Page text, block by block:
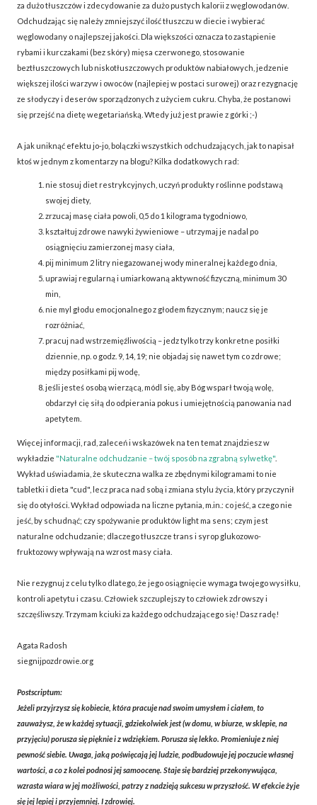
za dużo tłuszczów i zdecydowanie za dużo pustych kalorii z węglowodanów.
Odchudzając się należy zmniejszyć ilość tłuszczu w diecie i wybierać
węglowodany o najlepszej jakości. Dla większości oznacza to zastąpienie
rybami i kurczakami (bez skóry) mięsa czerwonego, stosowanie
beztłuszczowych lub niskotłuszczowych produktów nabiałowych, jedzenie
większej ilości warzyw i owoców (najlepiej w postaci surowej) oraz rezygnację
ze słodyczy i deserów sporządzonych z użyciem cukru. Chyba, że postanowi
się przejść na dietę wegetariańską. Wtedy już jest prawie z górki ;-)
A jak uniknąć efektu jo-jo, bolączki wszystkich odchudzających, jak to napisał
ktoś w jednym z komentarzy na blogu? Kilka dodatkowych rad:
nie stosuj diet restrykcyjnych, uczyń produkty roślinne podstawą
swojej diety,
zrzucaj masę ciała powoli, 0,5 do 1 kilograma tygodniowo,
kształtuj zdrowe nawyki żywieniowe – utrzymaj je nadal po
osiągnięciu zamierzonej masy ciała,
pij minimum 2 litry niegazowanej wody mineralnej każdego dnia,
uprawiaj regularną i umiarkowaną aktywność fizyczną, minimum 30
min,
nie myl głodu emocjonalnego z głodem fizycznym; naucz się je
rozróżniać,
pracuj nad wstrzemięźliwością – jedz tylko trzy konkretne posiłki
dziennie, np. o godz. 9, 14, 19; nie objadaj się nawet tym co zdrowe;
między posiłkami pij wodę,
jeśli jesteś osobą wierzącą, módl się, aby Bóg wsparł twoją wolę,
obdarzył cię siłą do odpierania pokus i umiejętnością panowania nad
apetytem.
Więcej informacji, rad, zaleceń i wskazówek na ten temat znajdziesz w
wykładzie "Naturalne odchudzanie – twój sposób na zgrabną sylwetkę"
Wykład uświadamia, że skuteczna walka ze zbędnymi kilogramami to nie
tabletki i dieta "cud", lecz praca nad sobą i zmiana stylu życia, który przyczynił
się do otyłości. Wykład odpowiada na liczne pytania, m.in.: co jeść, a czego nie
jeść, by schudnąć; czy spożywanie produktów light ma sens; czym jest
naturalne odchudzanie; dlaczego tłuszcze trans i syrop glukozowo-
fruktozowy wpływają na wzrost masy ciała.
Nie rezygnuj z celu tylko dlatego, że jego osiągnięcie wymaga twojego wysiłku,
kontroli apetytu i czasu. Człowiek szczuplejszy to człowiek zdrowszy i
szczęśliwszy. Trzymam kciuki za każdego odchudzającego się! Dasz radę!
Agata Radosh
siegnijpozdrowie.org
Postscriptum:
Jeżeli przyjrzysz się kobiecie, która pracuje nad swoim umysłem i ciałem, to
zauważysz, że w każdej sytuacji, gdziekolwiek jest (w domu, w biurze, w sklepie, na
przyjęciu) porusza się pięknie i z wdziękiem. Porusza się lekko. Promieniuje z niej
pewność siebie. Uwaga, jaką poświęcają jej ludzie, podbudowuje jej poczucie własnej
wartości, a co z kolei podnosi jej samoocenę. Staje się bardziej przekonywująca,
wzrasta wiara w jej możliwości, patrzy z nadzieją sukcesu w przyszłość. W efekcie żyje
się jej lepiej i przyjemniej. I zdrowiej.